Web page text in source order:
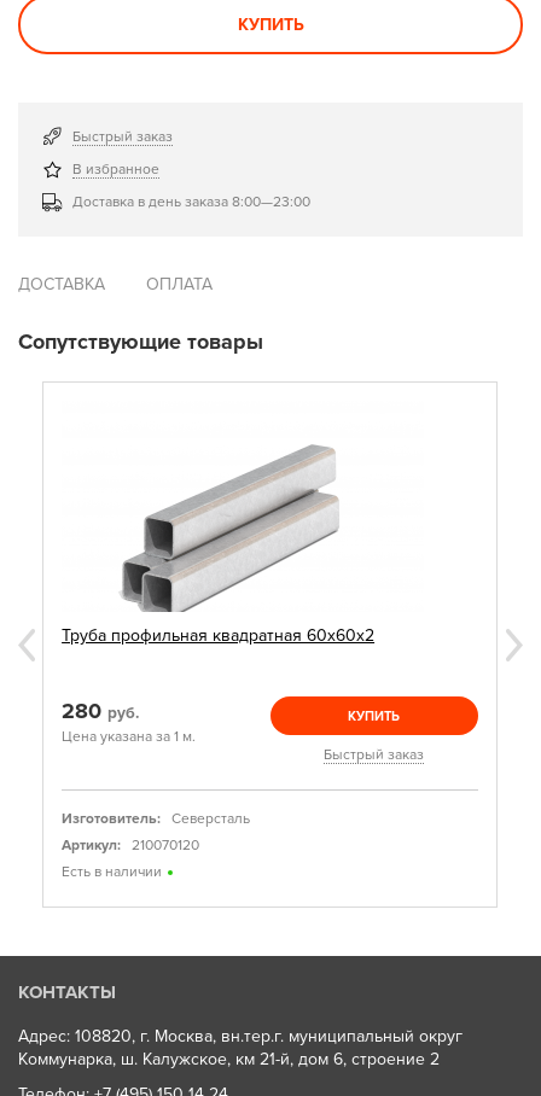
КУПИТЬ
Быстрый заказ
В избранное
Доставка в день заказа 8:00—23:00
ДОСТАВКА ОПЛАТА
Сопутствующие товары
Труба профильная квадратная 60х60х2
280 руб.
Цена указана за 1 м.
КУПИТЬ
Быстрый заказ
Изготовитель:
Северсталь
Артикул:
210070120
Есть в наличии
КОНТАКТЫ
Адрес: 108820, г. Москва, вн.тер.г. муниципальный округ
Коммунарка, ш. Калужское, км 21-й, дом 6, строение 2